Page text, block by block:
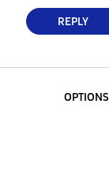
REPLY
OPTIONS